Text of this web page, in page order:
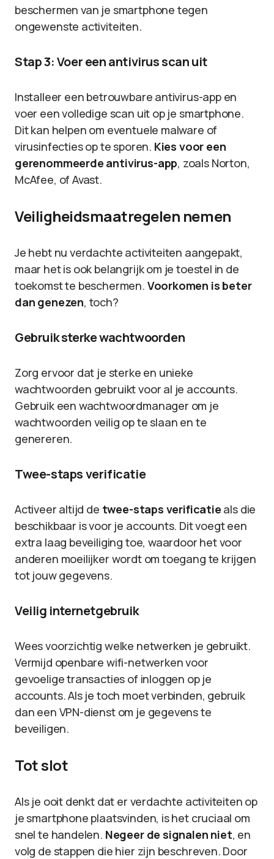
beschermen van je smartphone tegen
ongewenste activiteiten.
Stap 3: Voer een antivirus scan uit
Installeer een betrouwbare antivirus-app en
voer een volledige scan uit op je smartphone.
Dit kan helpen om eventuele malware of
virusinfecties op te sporen. Kies voor een
gerenommeerde antivirus-app, zoals Norton,
McAfee, of Avast.
Veiligheidsmaatregelen nemen
Je hebt nu verdachte activiteiten aangepakt,
maar het is ook belangrijk om je toestel in de
toekomst te beschermen. Voorkomen is beter
dan genezen, toch?
Gebruik sterke wachtwoorden
Zorg ervoor dat je sterke en unieke
wachtwoorden gebruikt voor al je accounts.
Gebruik een wachtwoordmanager om je
wachtwoorden veilig op te slaan en te
genereren.
Twee-staps verificatie
Activeer altijd de twee-staps verificatie als die
beschikbaar is voor je accounts. Dit voegt een
extra laag beveiliging toe, waardoor het voor
anderen moeilijker wordt om toegang te krijgen
tot jouw gegevens.
Veilig internetgebruik
Wees voorzichtig welke netwerken je gebruikt.
Vermijd openbare wifi-netwerken voor
gevoelige transacties of inloggen op je
accounts. Als je toch moet verbinden, gebruik
dan een VPN-dienst om je gegevens te
beveiligen.
Tot slot
Als je ooit denkt dat er verdachte activiteiten op
je smartphone plaatsvinden, is het cruciaal om
snel te handelen. Negeer de signalen niet, en
volg de stappen die hier zijn beschreven. Door